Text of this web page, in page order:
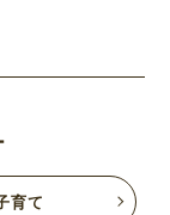
育て